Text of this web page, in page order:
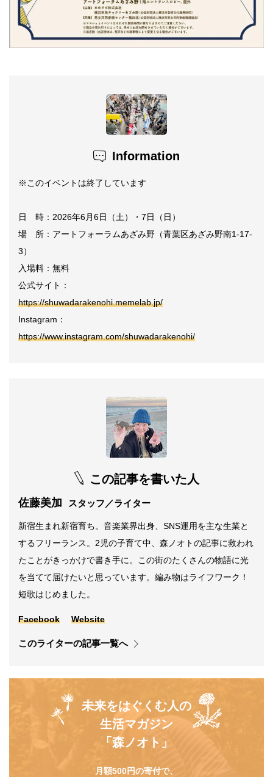
Information
※このイベントは終了しています
日 時：2026年6月6日（土）・7日（日）
場 所：アートフォーラムあざみ野（青葉区あざみ野南1-17-
3）
入場料：無料
公式サイト：
https://shuwadarakenohi.memelab.jp/
Instagram：
https://www.instagram.com/shuwadarakenohi/
この記事を書いた人
佐藤美加 スタッフ／ライター
新宿生まれ新宿育ち。音楽業界出身、SNS運用を主な生業と
するフリーランス。2児の子育て中、森ノオトの記事に救われ
たことがきっかけで書き手に。この街のたくさんの物語に光
を当てて届けたいと思っています。編み物はライフワーク！
短歌はじめました。
Facebook Website
このライターの記事一覧へ
未来をはぐくむ人の
生活マガジン
「森ノオト」
月額500円の寄付で、